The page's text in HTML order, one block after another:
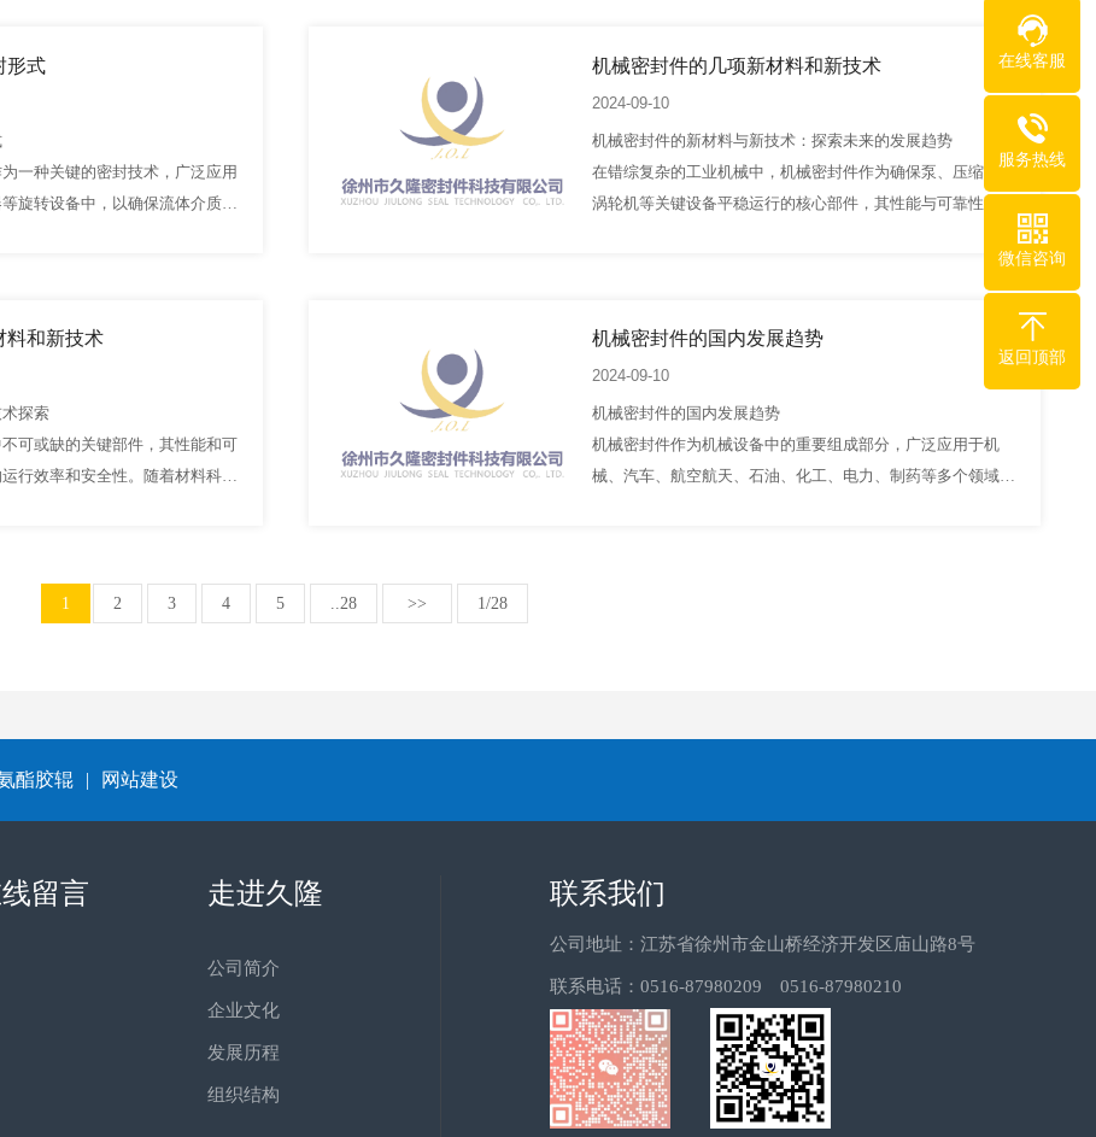
接触式密封是…
形式
一种关键的密封技术，广泛应用
旋转设备中，以确保流体介质在
机械密封件的几项新材料和新技术
2024-09-10
机械密封件的新材料与新技术：探索未来的发展趋势
在错综复杂的工业机械中，机械密封件作为确保泵、压缩机、
涡轮机等关键设备平稳运行的核心部件，其性能与可靠性直接
料和新技术
探索
可或缺的关键部件，其性能和可
行效率和安全性。随着材料科学
机械密封件的国内发展趋势
2024-09-10
机械密封件的国内发展趋势
机械密封件作为机械设备中的重要组成部分，广泛应用于机
械、汽车、航空航天、石油、化工、电力、制药等多个领域，
1
2 3 4 5 ..28 >> 1/28
酯胶辊 | 网站建设
留言 走进久隆
公司简介
企业文化
发展历程
组织结构
联系我们
公司地址：江苏省徐州市金山桥经济开发区庙山路8号
联系电话：0516-87980209 0516-87980210
在线客服
服务热线
微信咨询
返回顶部